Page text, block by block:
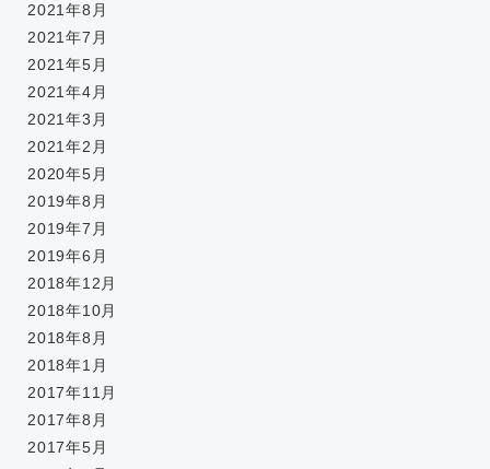
2021年8月
2021年7月
2021年5月
2021年4月
2021年3月
2021年2月
2020年5月
2019年8月
2019年7月
2019年6月
2018年12月
2018年10月
2018年8月
2018年1月
2017年11月
2017年8月
2017年5月